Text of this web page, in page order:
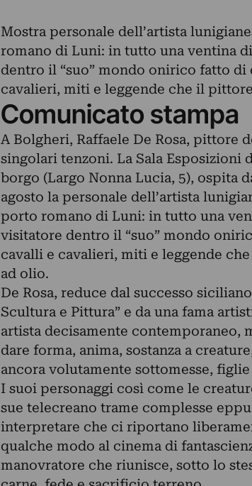
Mostra personale dell’artista
romano di Luni: in tutto una ventina
dentro il “suo” mondo onirico fatto
cavalieri, miti e leggende che il
Comunicato stampa
A Bolgheri, Raffaele De Rosa, pittore
singolari tenzoni. La Sala
borgo (Largo Nonna Lucia, 5), ospita
agosto la personale dell’artista
porto romano di Luni: in tutto una
visitatore dentro il “suo” mondo
cavalli e cavalieri, miti e leggende
ad olio.
De Rosa, reduce dal successo
Scultura e Pittura” e da una fama
artista decisamente contemporaneo,
dare forma, anima, sostanza a
ancora volutamente sottomesse,
I suoi personaggi così come le
sue telecreano trame complesse
interpretare che ci riportano
qualche modo al cinema di
manovratore che riunisce, sotto lo